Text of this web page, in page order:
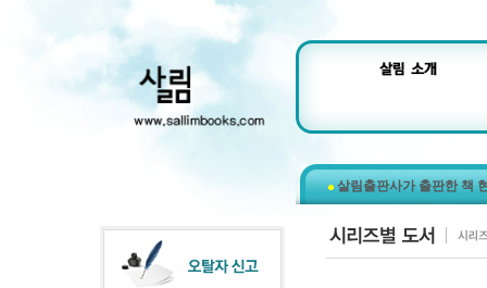
살림출판사가 출판한 책